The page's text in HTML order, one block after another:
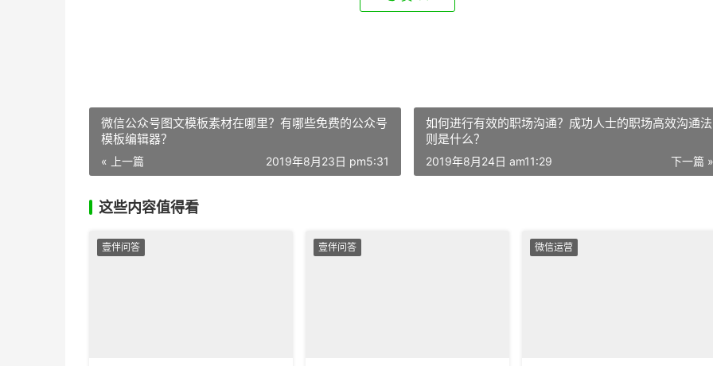
微信公众号图文模板素材在哪里？有哪些免费的公众号
模板编辑器？
« 上一篇 2019年8月23日 pm5:31
如何进行有效的职场沟通？成功人士的职场高效沟通法
则是什么？
下一篇 »
2019年8月24日 am11:29
这些内容值得看
壹伴问答 壹伴问答 微信运营